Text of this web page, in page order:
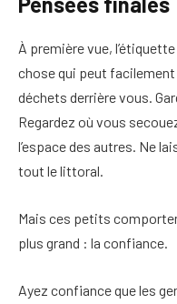
À première vue,
chose qui peut
déchets derrière vous.
Regardez où vous
l’espace des autres. Ne
tout le littoral.
Mais ces petits
plus grand : la confiance.
Ayez confiance que les